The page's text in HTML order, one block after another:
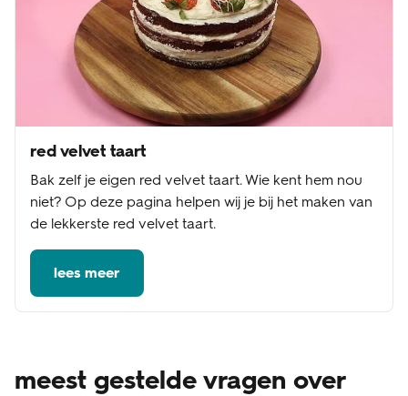
red velvet taart
Bak zelf je eigen red velvet taart. Wie kent hem nou
niet? Op deze pagina helpen wij je bij het maken van
de lekkerste red velvet taart.
lees meer
meest gestelde vragen over